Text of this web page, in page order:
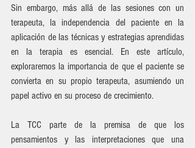
Sin embargo, más allá de las sesiones con un
terapeuta, la independencia del paciente en la
aplicación de las técnicas y estrategias aprendidas
en la terapia es esencial. En este artículo,
exploraremos la importancia de que el paciente se
convierta en su propio terapeuta, asumiendo un
papel activo en su proceso de crecimiento.
La TCC parte de la premisa de que los
pensamientos y las interpretaciones que una